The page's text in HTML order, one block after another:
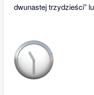
dwunastej trzydzieści”